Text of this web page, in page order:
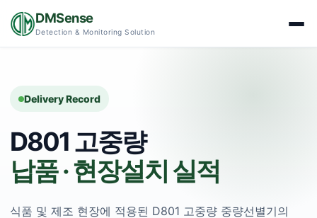
DMSense
Detection & Monitoring Solution
Delivery Record
D801 고중량
납품 · 현장설치 실적
식품 및 제조 현장에 적용된 D801 고중량 중량선별기의